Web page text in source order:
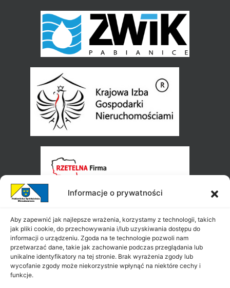
Informacje o prywatności
Aby zapewnić jak najlepsze wrażenia, korzystamy z technologii, takich
jak pliki cookie, do przechowywania i/lub uzyskiwania dostępu do
informacji o urządzeniu. Zgoda na te technologie pozwoli nam
przetwarzać dane, takie jak zachowanie podczas przeglądania lub
unikalne identyfikatory na tej stronie. Brak wyrażenia zgody lub
wycofanie zgody może niekorzystnie wpłynąć na niektóre cechy i
funkcje.